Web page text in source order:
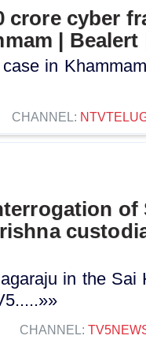
crore cyber
| Bealert
in
CHANNEL:
of
in the Sai
CHANNEL: